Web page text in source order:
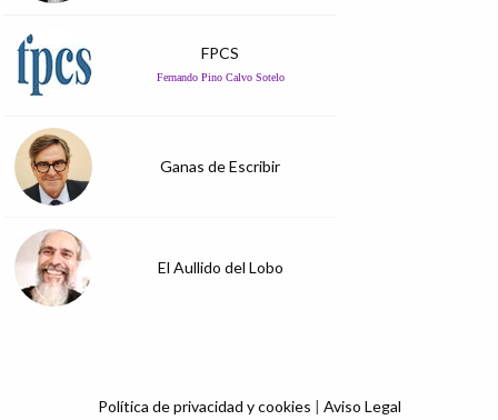
FPCS
Fernando Pino Calvo Sotelo
Ganas de Escribir
El Aullido del Lobo
Política de privacidad y cookies | Aviso Legal